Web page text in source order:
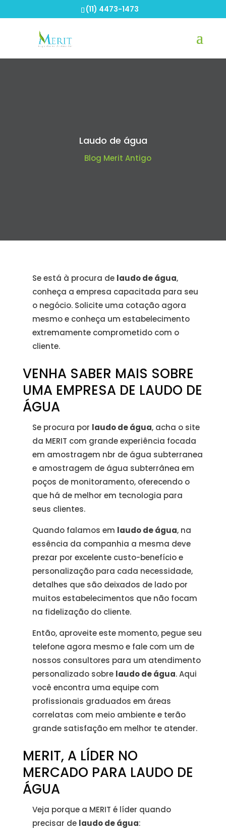
(11) 4473-1473
Laudo de água
Blog Merit Antigo
Se está à procura de laudo de água,
conheça a empresa capacitada para seu
o negócio. Solicite uma cotação agora
mesmo e conheça um estabelecimento
extremamente comprometido com o
cliente.
VENHA SABER MAIS SOBRE
UMA EMPRESA DE LAUDO DE
ÁGUA
Se procura por laudo de água, acha o site
da MERIT com grande experiência focada
em amostragem nbr de água subterranea
e amostragem de água subterrânea em
poços de monitoramento, oferecendo o
que há de melhor em tecnologia para
seus clientes.
Quando falamos em laudo de água, na
essência da companhia a mesma deve
prezar por excelente custo-benefício e
personalização para cada necessidade,
detalhes que são deixados de lado por
muitos estabelecimentos que não focam
na fidelização do cliente.
Então, aproveite este momento, pegue seu
telefone agora mesmo e fale com um de
nossos consultores para um atendimento
personalizado sobre laudo de água. Aqui
você encontra uma equipe com
profissionais graduados em áreas
correlatas com meio ambiente e terão
grande satisfação em melhor te atender.
MERIT, A LÍDER NO
MERCADO PARA LAUDO DE
ÁGUA
Veja porque a MERIT é líder quando
precisar de laudo de água: